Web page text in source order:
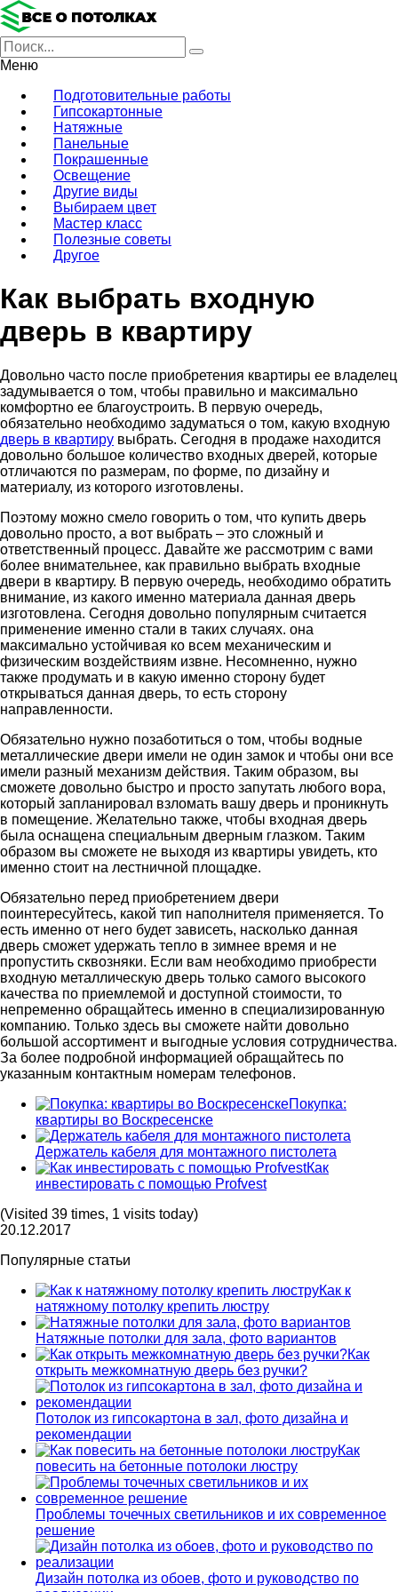
Меню
Подготовительные работы
Гипсокартонные
Натяжные
Панельные
Покрашенные
Освещение
Другие виды
Выбираем цвет
Мастер класс
Полезные советы
Другое
Как выбрать входную
дверь в квартиру
Довольно часто после приобретения квартиры ее владелец
задумывается о том, чтобы правильно и максимально
комфортно ее благоустроить. В первую очередь,
обязательно необходимо задуматься о том, какую входную
дверь в квартиру выбрать. Сегодня в продаже находится
довольно большое количество входных дверей, которые
отличаются по размерам, по форме, по дизайну и
материалу, из которого изготовлены.
Поэтому можно смело говорить о том, что купить дверь
довольно просто, а вот выбрать – это сложный и
ответственный процесс. Давайте же рассмотрим с вами
более внимательнее, как правильно выбрать входные
двери в квартиру. В первую очередь, необходимо обратить
внимание, из какого именно материала данная дверь
изготовлена. Сегодня довольно популярным считается
применение именно стали в таких случаях. она
максимально устойчивая ко всем механическим и
физическим воздействиям извне. Несомненно, нужно
также продумать и в какую именно сторону будет
открываться данная дверь, то есть сторону
направленности.
Обязательно нужно позаботиться о том, чтобы водные
металлические двери имели не один замок и чтобы они все
имели разный механизм действия. Таким образом, вы
сможете довольно быстро и просто запутать любого вора,
который запланировал взломать вашу дверь и проникнуть
в помещение. Желательно также, чтобы входная дверь
была оснащена специальным дверным глазком. Таким
образом вы сможете не выходя из квартиры увидеть, кто
именно стоит на лестничной площадке.
Обязательно перед приобретением двери
поинтересуйтесь, какой тип наполнителя применяется. То
есть именно от него будет зависеть, насколько данная
дверь сможет удержать тепло в зимнее время и не
пропустить сквозняки. Если вам необходимо приобрести
входную металлическую дверь только самого высокого
качества по приемлемой и доступной стоимости, то
непременно обращайтесь именно в специализированную
компанию. Только здесь вы сможете найти довольно
большой ассортимент и выгодные условия сотрудничества.
За более подробной информацией обращайтесь по
указанным контактным номерам телефонов.
Покупка:
квартиры во Воскресенске
Держатель кабеля для монтажного пистолета
Как
инвестировать с помощью Profvest
(Visited 39 times, 1 visits today)
20.12.2017
Популярные статьи
Как к
натяжному потолку крепить люстру
Натяжные потолки для зала, фото вариантов
Как
открыть межкомнатную дверь без ручки?
Потолок из гипсокартона в зал, фото дизайна и
рекомендации
Как
повесить на бетонные потолоки люстру
Проблемы точечных светильников и их современное
решение
Дизайн потолка из обоев, фото и руководство по